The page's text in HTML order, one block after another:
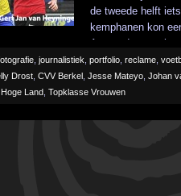
de tweede helft
kemphanen kon
Amsterdamse
journalistiek portfolio reclame
Drost CVV Berkel Jesse Mateyo Johan
Land Topklasse Vrouwen